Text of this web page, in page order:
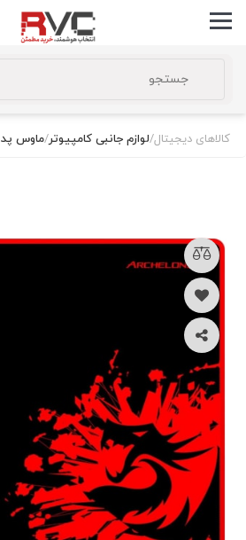
کالاهای دیجیتال/لوازم جانبی کامپیوتر/ماوس پد